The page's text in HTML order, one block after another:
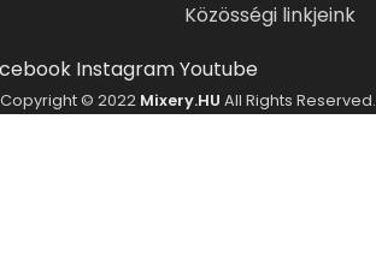
Közösségi linkjeink
InstagramYoutube
Copyright © 2022 Mixery.HU All Rights Reserved.